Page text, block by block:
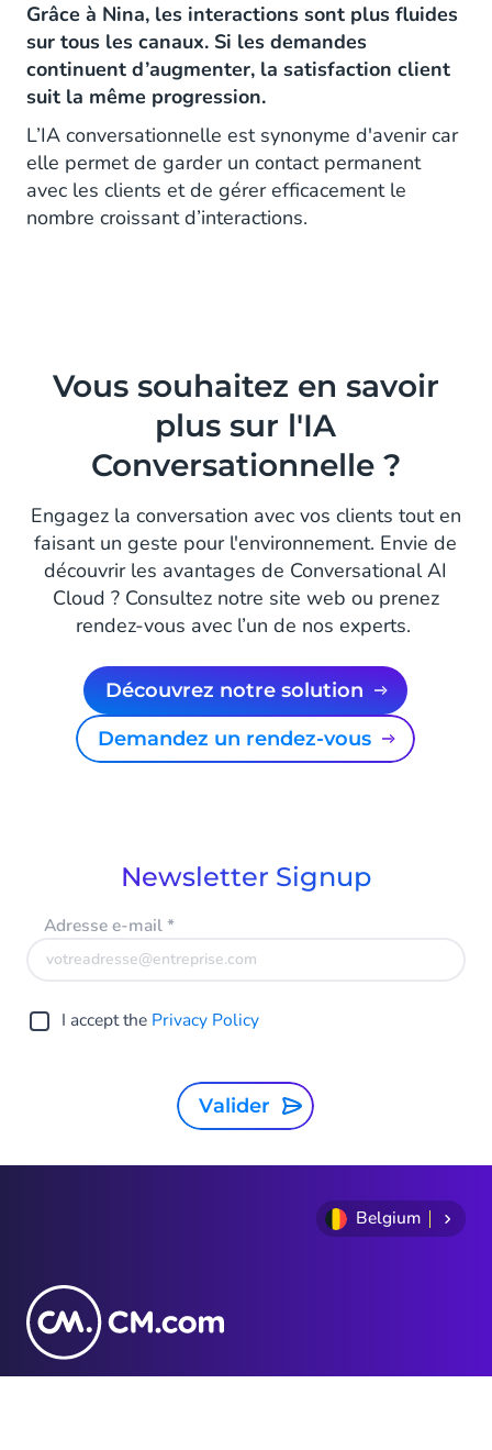
Grâce à Nina, les interactions sont plus fluides
sur tous les canaux. Si les demandes
continuent d’augmenter, la satisfaction client
suit la même progression.
L’IA conversationnelle est synonyme d'avenir car
elle permet de garder un contact permanent
avec les clients et de gérer efficacement le
nombre croissant d’interactions.
Vous souhaitez en savoir
plus sur l'IA
Conversationnelle ?
Engagez la conversation avec vos clients tout en
faisant un geste pour l'environnement. Envie de
découvrir les avantages de Conversational AI
Cloud ? Consultez notre site web ou prenez
rendez-vous avec l’un de nos experts.
Découvrez notre solution
Demandez un rendez-vous
Newsletter Signup
Adresse e-mail*
I accept the Privacy Policy
Valider
Belgium